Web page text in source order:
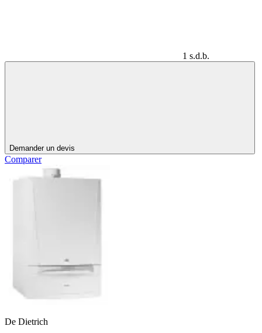
1 s.d.b.
Demander un devis
Comparer
De Dietrich